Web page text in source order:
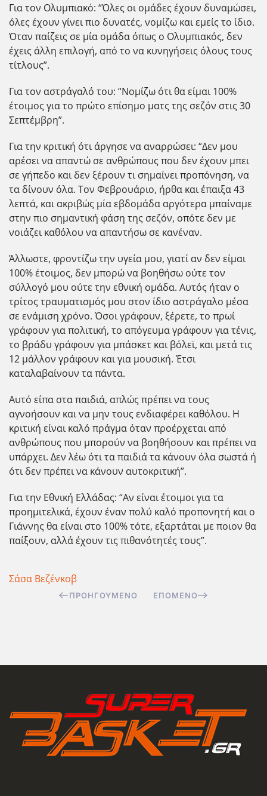
Για τον Ολυμπιακό: “Όλες οι ομάδες έχουν δυναμώσει,
όλες έχουν γίνει πιο δυνατές, νομίζω και εμείς το ίδιο.
Όταν παίζεις σε μία ομάδα όπως ο Ολυμπιακός, δεν
έχεις άλλη επιλογή, από το να κυνηγήσεις όλους τους
τίτλους”.
Για τον αστράγαλό του: “Νομίζω ότι θα είμαι 100%
έτοιμος για το πρώτο επίσημο ματς της σεζόν στις 30
Σεπτέμβρη”.
Για την κριτική ότι άργησε να αναρρώσει: “Δεν μου
αρέσει να απαντώ σε ανθρώπους που δεν έχουν μπει
σε γήπεδο και δεν ξέρουν τι σημαίνει προπόνηση, να
τα δίνουν όλα. Τον Φεβρουάριο, ήρθα και έπαιξα 43
λεπτά, και ακριβώς μία εβδομάδα αργότερα μπαίναμε
στην πιο σημαντική φάση της σεζόν, οπότε δεν με
νοιάζει καθόλου να απαντήσω σε κανέναν.
Άλλωστε, φροντίζω την υγεία μου, γιατί αν δεν είμαι
100% έτοιμος, δεν μπορώ να βοηθήσω ούτε τον
σύλλογό μου ούτε την εθνική ομάδα. Αυτός ήταν ο
τρίτος τραυματισμός μου στον ίδιο αστράγαλο μέσα
σε ενάμιση χρόνο. Όσοι γράφουν, ξέρετε, το πρωί
γράφουν για πολιτική, το απόγευμα γράφουν για τένις,
το βράδυ γράφουν για μπάσκετ και βόλεϊ, και μετά τις
12 μάλλον γράφουν και για μουσική. Έτσι
καταλαβαίνουν τα πάντα.
Αυτό είπα στα παιδιά, απλώς πρέπει να τους
αγνοήσουν και να μην τους ενδιαφέρει καθόλου. Η
κριτική είναι καλό πράγμα όταν προέρχεται από
ανθρώπους που μπορούν να βοηθήσουν και πρέπει να
υπάρχει. Δεν λέω ότι τα παιδιά τα κάνουν όλα σωστά ή
ότι δεν πρέπει να κάνουν αυτοκριτική”.
Για την Εθνική Ελλάδας: “Αν είναι έτοιμοι για τα
προημιτελικά, έχουν έναν πολύ καλό προπονητή και ο
Γιάννης θα είναι στο 100% τότε, εξαρτάται με ποιον θα
παίξουν, αλλά έχουν τις πιθανότητές τους”.
Σάσα Βεζένκοβ
ΠΡΟΗΓΟΎΜΕΝΟ ΕΠΌΜΕΝΟ